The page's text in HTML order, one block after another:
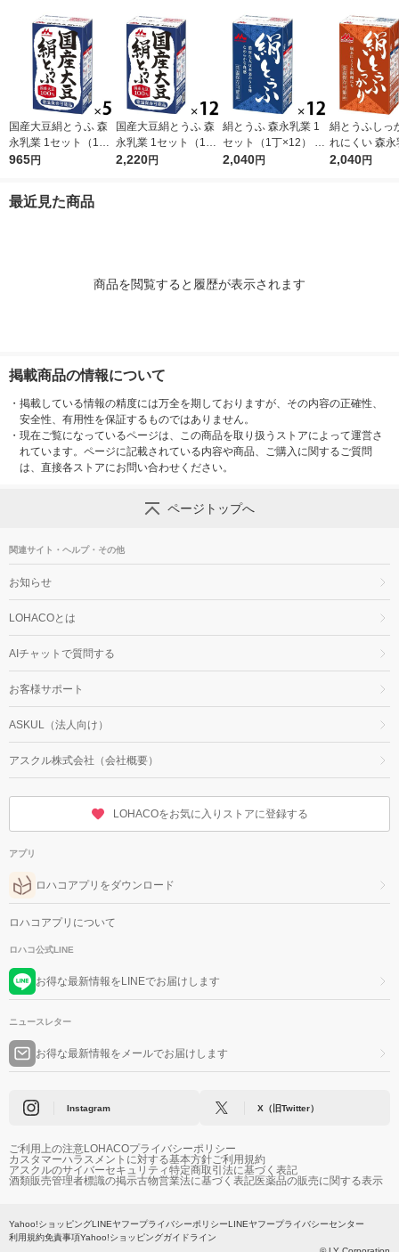
国産大豆絹とうふ 森
永乳業 1セット（1丁×
5） 常温保存 紙パッ
常食 防災食 備蓄
965円
国産大豆絹とうふ 森
永乳業 1セット（1丁×
12） 常温保存 紙パッ
2,220円
絹とうふ 森永乳業 1
セット（1丁×12） 常
温保存 紙パック 豆腐
2,040円
絹とうふしっ
れにくい 森
セット（1丁
2,040円
最近見た商品
商品を閲覧すると履歴が表示されます
掲載商品の情報について
・ 掲載している情報の精度には万全を期しておりますが、その内容の正確性、
安全性、有用性を保証するものではありません。
・ 現在ご覧になっているページは、この商品を取り扱うストアによって運営さ
れています。ページに記載されている内容や商品、ご購入に関するご質問
は、直接各ストアにお問い合わせください。
ページトップへ
関連サイト・ヘルプ・その他
お知らせ
LOHACOとは
AIチャットで質問する
お客様サポート
ASKUL（法人向け）
アスクル株式会社（会社概要）
LOHACOをお気に入りストアに登録する
アプリ
ロハコアプリをダウンロード
ロハコアプリについて
ロハコ公式LINE
お得な最新情報をLINEでお届けします
ニュースレター
お得な最新情報をメールでお届けします
Instagram X（旧Twitter）
ご利用上の注意LOHACOプライバシーポリシー
カスタマーハラスメントに対する基本方針ご利用規約
アスクルのサイバーセキュリティ特定商取引法に基づく表記
酒類販売管理者標識の掲示古物営業法に基づく表記医薬品の販売に関する表示
Yahoo!ショッピングLINEヤフープライバシーポリシーLINEヤフープライバシーセンター
利用規約免責事項Yahoo!ショッピングガイドライン